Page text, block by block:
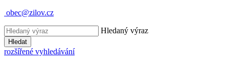
obec@zilov.cz
Hledaný výraz
Hledat
rozšířené vyhledávání